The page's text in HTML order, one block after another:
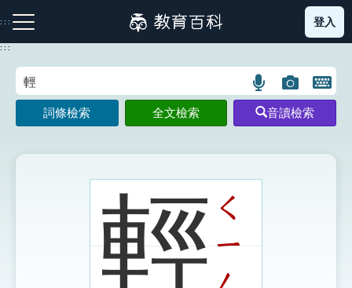
到
主
:::
注音索引圖示 筆畫索引圖示 部首索引表圖示
登入
:::
語
言
搜
示
圖
片
搜
開
鍵
圖
詞條檢索 全文檢索 音讀檢索
輕 ㄑ
ㄧ